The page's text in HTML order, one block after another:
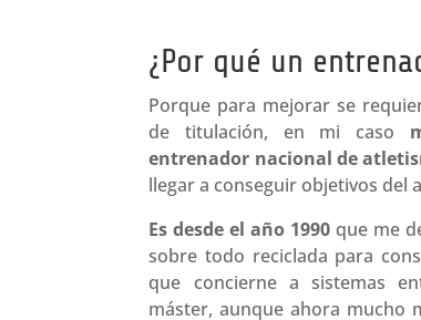
¿Por qué un
Porque para mejorar se
de titulación, en mi caso
entrenador nacional de
llegar a conseguir objetivos del
Es desde el año 1990 que me
sobre todo reciclada para
que concierne a sistemas
máster, aunque ahora mucho